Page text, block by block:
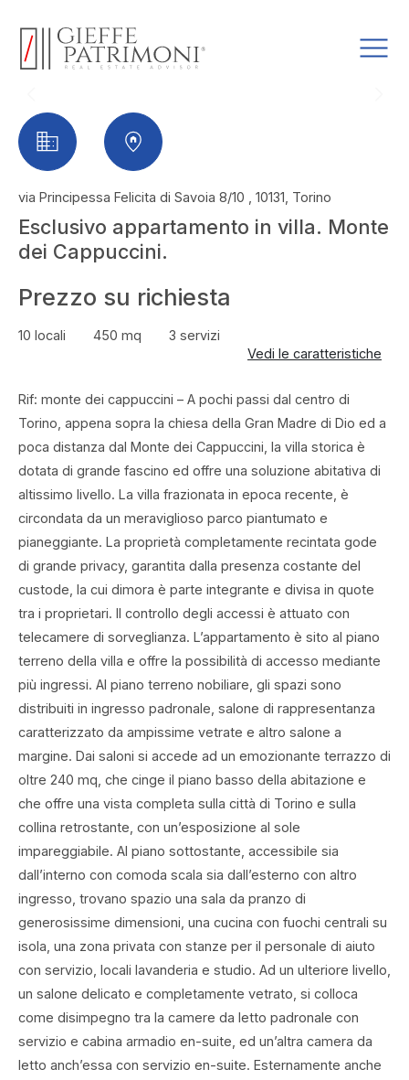
via Principessa Felicita di Savoia 8/10 , 10131, Torino
Esclusivo appartamento in villa. Monte
dei Cappuccini.
Prezzo su richiesta
10 locali 450 mq
3 servizi
Vedi le caratteristiche
Rif: monte dei cappuccini – A pochi passi dal centro di
Torino, appena sopra la chiesa della Gran Madre di Dio ed a
poca distanza dal Monte dei Cappuccini, la villa storica è
dotata di grande fascino ed offre una soluzione abitativa di
altissimo livello. La villa frazionata in epoca recente, è
circondata da un meraviglioso parco piantumato e
pianeggiante. La proprietà completamente recintata gode
di grande privacy, garantita dalla presenza costante del
custode, la cui dimora è parte integrante e divisa in quote
tra i proprietari. Il controllo degli accessi è attuato con
telecamere di sorveglianza. L’appartamento è sito al piano
terreno della villa e offre la possibilità di accesso mediante
più ingressi. Al piano terreno nobiliare, gli spazi sono
distribuiti in ingresso padronale, salone di rappresentanza
caratterizzato da ampissime vetrate e altro salone a
margine. Dai saloni si accede ad un emozionante terrazzo di
oltre 240 mq, che cinge il piano basso della abitazione e
che offre una vista completa sulla città di Torino e sulla
collina retrostante, con un’esposizione al sole
impareggiabile. Al piano sottostante, accessibile sia
dall’interno con comoda scala sia dall’esterno con altro
ingresso, trovano spazio una sala da pranzo di
generosissime dimensioni, una cucina con fuochi centrali su
isola, una zona privata con stanze per il personale di aiuto
con servizio, locali lavanderia e studio. Ad un ulteriore livello,
un salone delicato e completamente vetrato, si colloca
come disimpegno tra la camere da letto padronale con
servizio e cabina armadio en-suite, ed un’altra camera da
letto anch’essa con servizio en-suite. Esternamente anche